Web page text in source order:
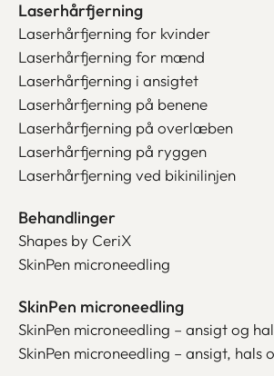
Laserhårfjerning
Laserhårfjerning for kvinder
Laserhårfjerning for mænd
Laserhårfjerning i ansigtet
Laserhårfjerning på benene
Laserhårfjerning på overlæben
Laserhårfjerning på ryggen
Laserhårfjerning ved bikinilinjen
Behandlinger
Shapes by CeriX
SkinPen microneedling
SkinPen microneedling
SkinPen microneedling – ansigt og
SkinPen microneedling – ansigt, hals